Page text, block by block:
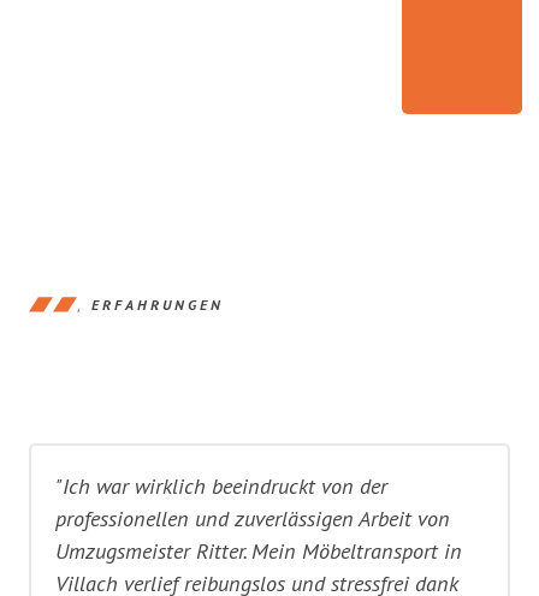
ERFAHRUNGEN
"Ich war wirklich beeindruckt von der
professionellen und zuverlässigen Arbeit von
Umzugsmeister Ritter. Mein Möbeltransport in
Villach verlief reibungslos und stressfrei dank